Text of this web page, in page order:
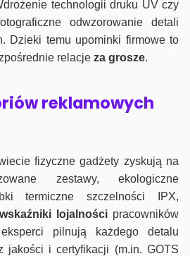
technologii druku UV czy
odwzorowanie detali
Dzieki temu upominki firmowe to
relacje za grosze.
reklamowych
fizyczne gadżety zyskują na
zestawy, ekologiczne
termiczne szczelności IPX,
wskaźniki lojalnościpracowników
pilnują każdego detalu
jakości i certyfikacji (m.in. GOTS